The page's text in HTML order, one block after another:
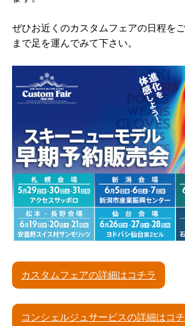
ぜひお近くのカスタムフェアの日程を
まで足を運んでみて下さい。
カスタムフェアの詳細はコチラ
コンシェルジュサービスの詳細はコ